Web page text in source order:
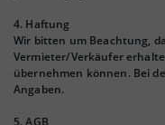
4. Haftung
Wir bitten um Beachtung,
Vermieter/Verkäufer
übernehmen können. Bei
Angaben.
5. AGB